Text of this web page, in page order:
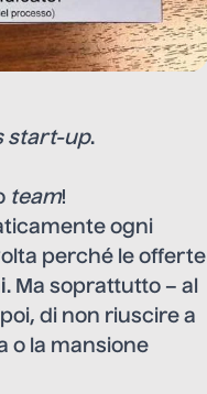
start-up.
team!
ogni
perché le offerte
. Ma soprattutto – al
di non riuscire a
o la mansione